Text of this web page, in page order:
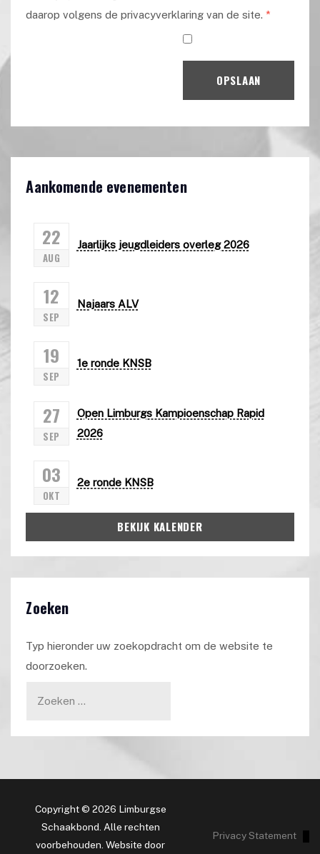
daarop volgens de privacyverklaring van de site. *
OPSLAAN
Aankomende evenementen
22
AUG
Jaarlijks jeugdleiders overleg 2026
12
SEP
Najaars ALV
19
SEP
1e ronde KNSB
27
SEP
Open Limburgs Kampioenschap Rapid
2026
03
OKT
2e ronde KNSB
BEKIJK KALENDER
Zoeken
Typ hieronder uw zoekopdracht om de website te
doorzoeken.
Copyright © 2026 Limburgse
Schaakbond. Alle rechten
voorbehouden. Website door
Privacy Statement